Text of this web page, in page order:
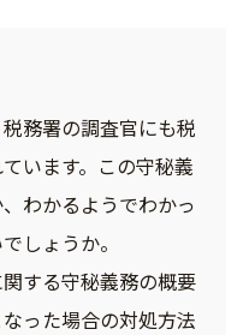
務署の調査官にも税
います。この守秘義
わかるようでわかっ
しょうか。
する守秘義務の概要
った場合の対処方法